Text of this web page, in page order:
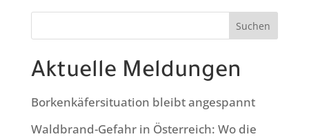
Suchen
Aktuelle Meldungen
Borkenkäfersituation bleibt angespannt
Waldbrand-Gefahr in Österreich: Wo die